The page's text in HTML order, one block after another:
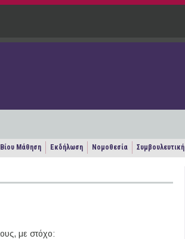
Μάθηση Εκδήλωση Νομοθεσία Συμβουλευτική
με στόχο: